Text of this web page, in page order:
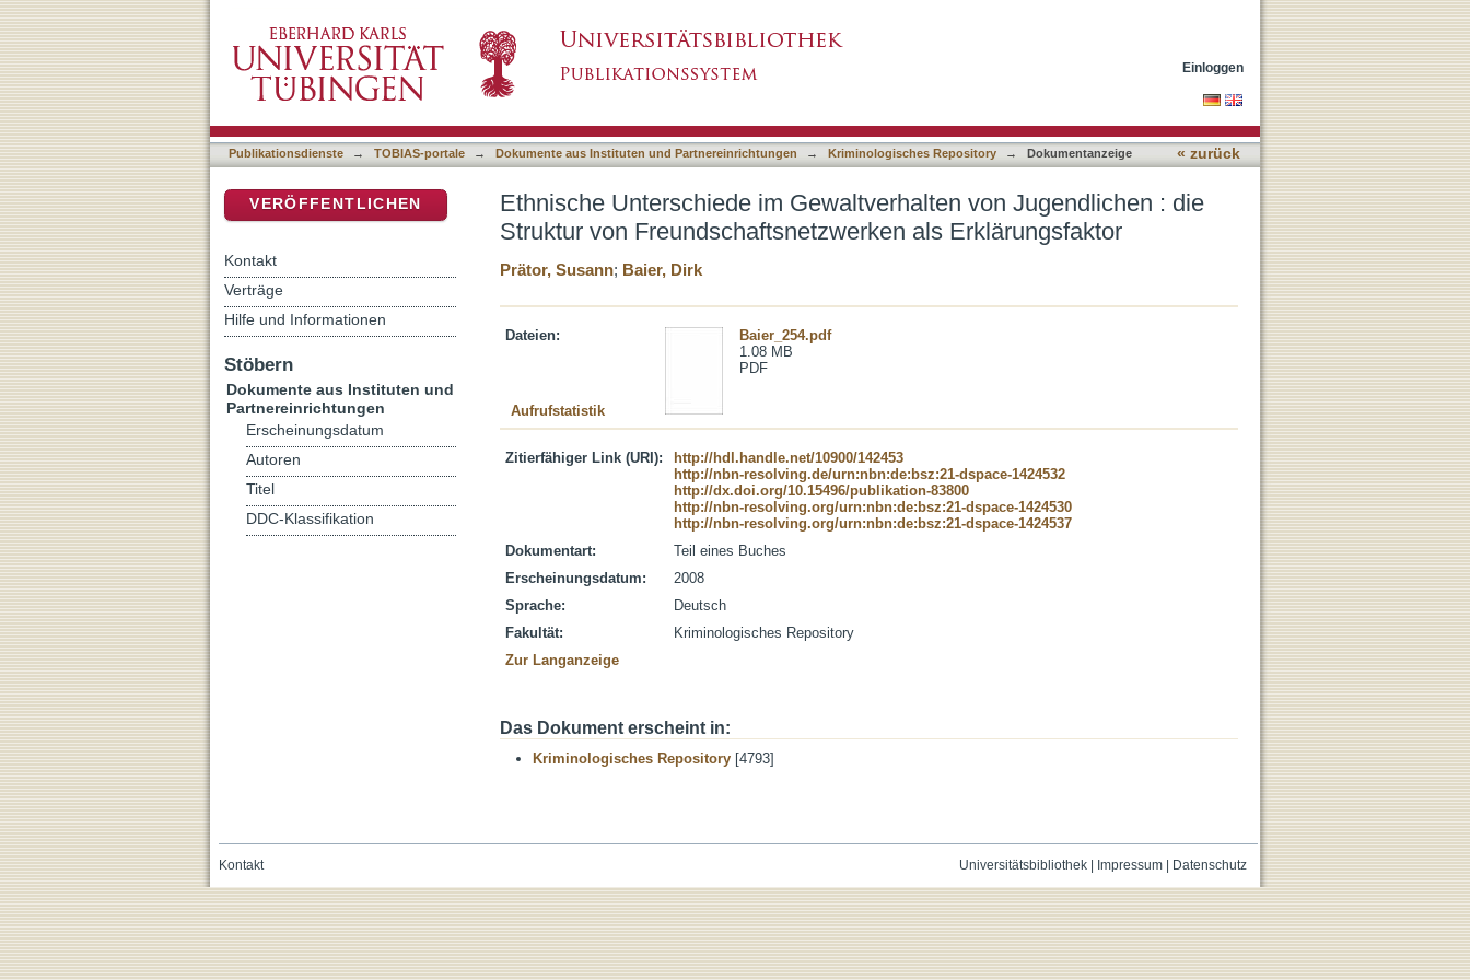
Freundschaftsnetzwerken als Erklärungsfaktor
Einloggen
Publikationsdienste → TOBIAS-portale → Dokumente aus Instituten und Partnereinrichtungen → Kriminologisches Repository → Dokumentanzeige « zurück
Ethnische Unterschiede im Gewaltverhalten von Jugendlichen : die
Struktur von Freundschaftsnetzwerken als Erklärungsfaktor
Prätor, Susann; Baier, Dirk
Dateien:
Baier_254.pdf
1.08 MB
PDF
Aufrufstatistik
Zitierfähiger Link (URI):
http://hdl.handle.net/10900/142453
http://nbn-resolving.de/urn:nbn:de:bsz:21-dspace-1424532
http://dx.doi.org/10.15496/publikation-83800
http://nbn-resolving.org/urn:nbn:de:bsz:21-dspace-1424530
http://nbn-resolving.org/urn:nbn:de:bsz:21-dspace-1424537
Dokumentart:
Teil eines Buches
Erscheinungsdatum:
2008
Sprache:
Deutsch
Fakultät:
Kriminologisches Repository
Zur Langanzeige
Das Dokument erscheint in:
Kriminologisches Repository [4793]
VERÖFFENTLICHEN
Kontakt
Verträge
Hilfe und Informationen
Stöbern
Dokumente aus Instituten und
Partnereinrichtungen
Erscheinungsdatum
Autoren
Titel
DDC-Klassifikation
Universitätsbibliothek| Impressum| Datenschutz
Kontakt